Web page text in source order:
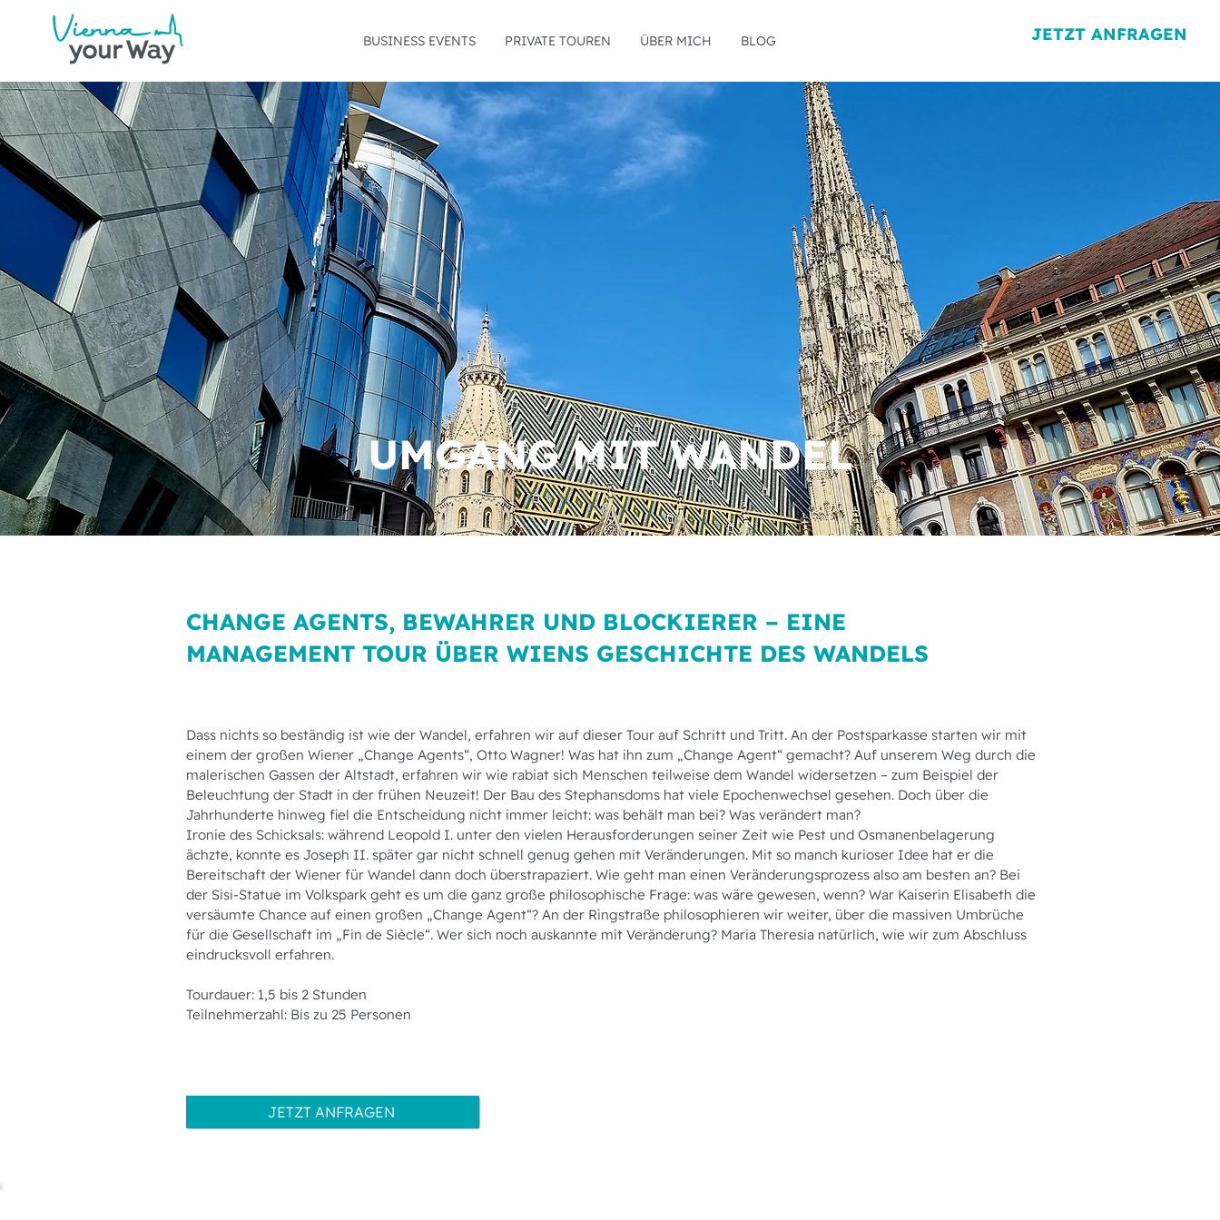
BUSINESS EVENTS PRIVATE TOUREN ÜBER MICH BLOG JETZT ANFRAGEN
UMGANG MIT WANDEL
CHANGE AGENTS, BEWAHRER UND BLOCKIERER – EINE
MANAGEMENT TOUR ÜBER WIENS GESCHICHTE DES WANDELS
Dass nichts so beständig ist wie der Wandel, erfahren wir auf dieser Tour auf Schritt und Tritt. An der Postsparkasse starten wir mit
einem der großen Wiener „Change Agents“, Otto Wagner! Was hat ihn zum „Change Agent“ gemacht? Auf unserem Weg durch die
malerischen Gassen der Altstadt, erfahren wir wie rabiat sich Menschen teilweise dem Wandel widersetzen – zum Beispiel der
Beleuchtung der Stadt in der frühen Neuzeit! Der Bau des Stephansdoms hat viele Epochenwechsel gesehen. Doch über die
Jahrhunderte hinweg fiel die Entscheidung nicht immer leicht: was behält man bei? Was verändert man?
Ironie des Schicksals: während Leopold I. unter den vielen Herausforderungen seiner Zeit wie Pest und Osmanenbelagerung
ächzte, konnte es Joseph II. später gar nicht schnell genug gehen mit Veränderungen. Mit so manch kurioser Idee hat er die
Bereitschaft der Wiener für Wandel dann doch überstrapaziert. Wie geht man einen Veränderungsprozess also am besten an? Bei
der Sisi-Statue im Volkspark geht es um die ganz große philosophische Frage: was wäre gewesen, wenn? War Kaiserin Elisabeth die
versäumte Chance auf einen großen „Change Agent“? An der Ringstraße philosophieren wir weiter, über die massiven Umbrüche
für die Gesellschaft im „Fin de Siècle“. Wer sich noch auskannte mit Veränderung? Maria Theresia natürlich, wie wir zum Abschluss
eindrucksvoll erfahren.
Tourdauer: 1,5 bis 2 Stunden
Teilnehmerzahl: Bis zu 25 Personen
JETZT ANFRAGEN